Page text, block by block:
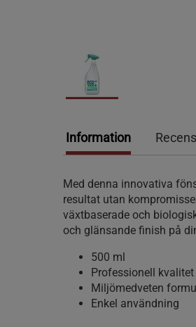
Information
Med denna innovativa
resultat utan
växtbaserade och
och glänsande finish på
500 ml
Professionell kvalitet
Miljömedveten
Enkel användning